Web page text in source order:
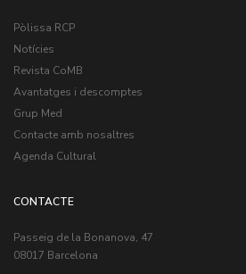
Pòlissa RCP
Notícies
Revista CoMB
Avantatges i descomptes
Grup Med
Contacte amb nosaltres
Agenda Cultural
CONTACTE
Passeig de la Bonanova, 47
08017 Barcelona